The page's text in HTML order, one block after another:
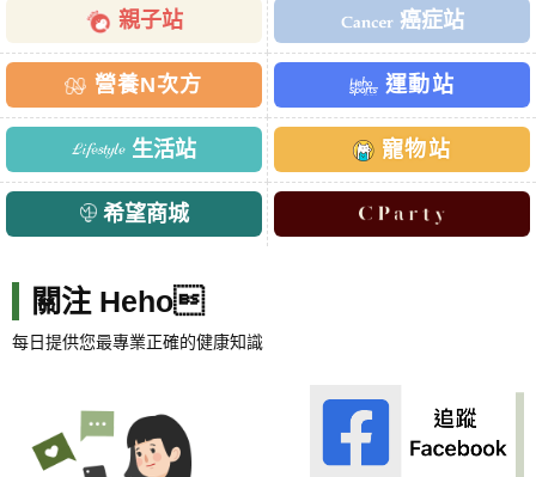
親子站 癌症站
營養N次方 運動站
生活站 寵物站
希望商城
關注 Heho
每日提供您最專業正確的健康知識